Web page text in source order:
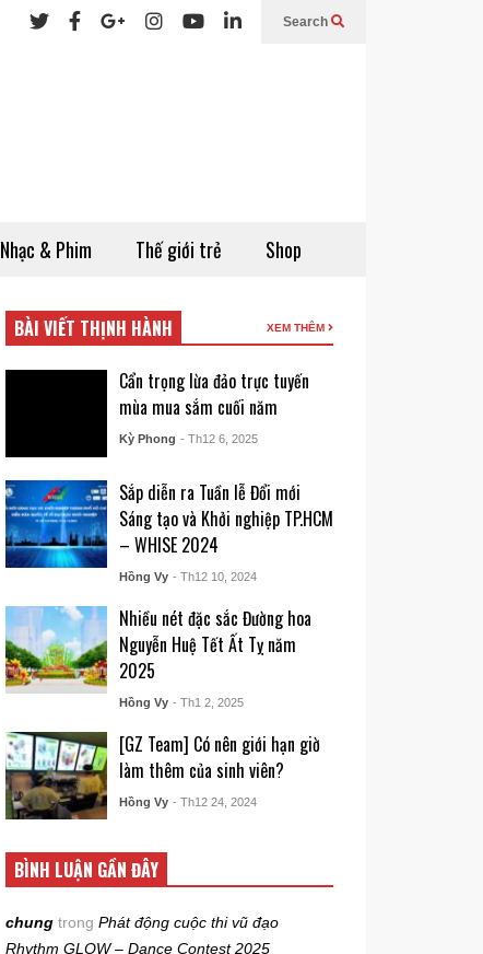
Search
Nhạc & Phim Thế giới trẻ Shop
BÀI VIẾT THỊNH HÀNH XEM THÊM
Cẩn trọng lừa đảo trực tuyến
mùa mua sắm cuối năm
Kỳ Phong - Th12 6, 2025
Sắp diễn ra Tuần lễ Đổi mới
Sáng tạo và Khởi nghiệp TP.HCM
– WHISE 2024
Hồng Vy - Th12 10, 2024
Nhiều nét đặc sắc Đường hoa
Nguyễn Huệ Tết Ất Tỵ năm
2025
Hồng Vy - Th1 2, 2025
[GZ Team] Có nên giới hạn giờ
làm thêm của sinh viên?
Hồng Vy - Th12 24, 2024
BÌNH LUẬN GẦN ĐÂY
chung trongPhát động cuộc thi vũ đạo
Rhythm GLOW – Dance Contest 2025